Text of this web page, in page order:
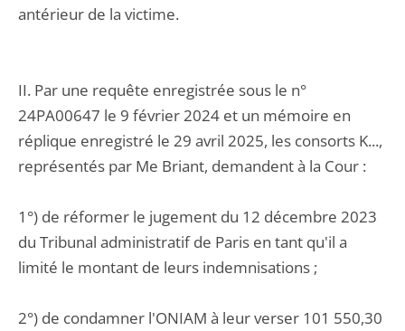
antérieur de la victime.
II. Par une requête enregistrée sous le n°
24PA00647 le 9 février 2024 et un mémoire en
réplique enregistré le 29 avril 2025, les consorts K...,
représentés par Me Briant, demandent à la Cour :
1°) de réformer le jugement du 12 décembre 2023
du Tribunal administratif de Paris en tant qu'il a
limité le montant de leurs indemnisations ;
2°) de condamner l'ONIAM à leur verser 101 550,30